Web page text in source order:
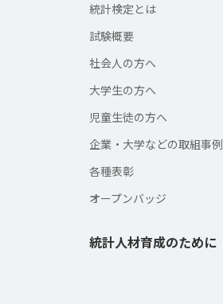
統計検定とは
試験概要
社会人の方へ
大学生の方へ
児童生徒の方へ
企業・大学などの取組事例
各種表彰
オープンバッジ
統計人材育成のために